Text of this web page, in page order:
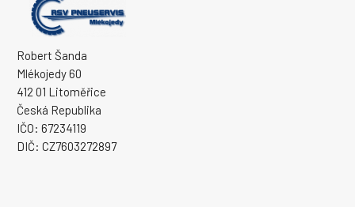
Robert Šanda
Mlékojedy 60
412 01 Litoměřice
Česká Republika
IČO: 67234119
DIČ: CZ7603272897